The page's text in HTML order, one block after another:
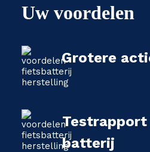
Uw voordelen
Grotere
Testrapport
batterij